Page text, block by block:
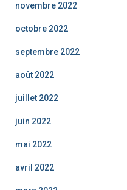
novembre 2022
octobre 2022
septembre 2022
août 2022
juillet 2022
juin 2022
mai 2022
avril 2022